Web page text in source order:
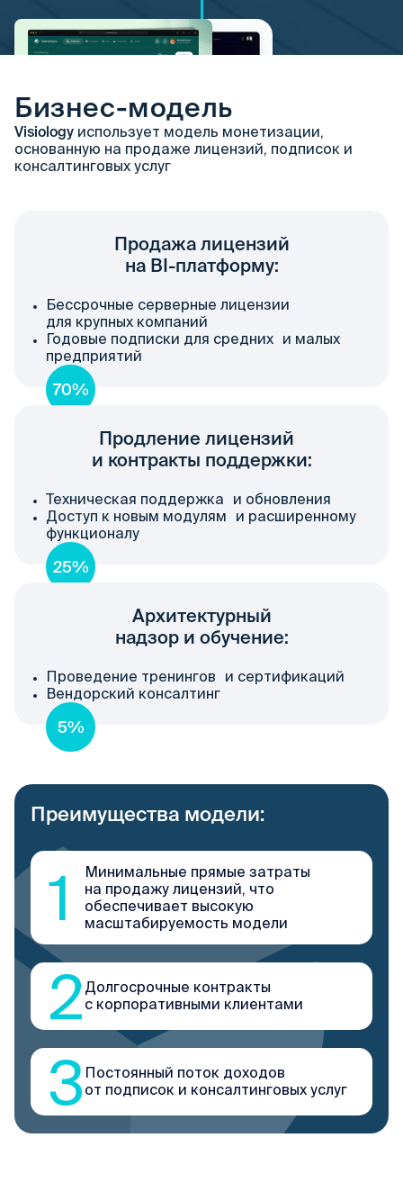
Бизнес-модель
Visiology использует модель монетизации,
основанную на продаже лицензий, подписок и
консалтинговых услуг
Продажа лицензий
на ВІ-платформу:
Бессрочные серверные лицензии
для крупных компаний
Годовые подписки для средних и малых
предприятий
70%
Продление лицензий
и контракты поддержки:
Техническая поддержка и обновления
Доступ к новым модулям и расширенному
функционалу
25%
Архитектурный
надзор и обучение:
Проведение тренингов и сертификаций
Вендорский консалтинг
5%
Преимущества модели:
1
Минимальные прямые затраты
на продажу лицензий, что
обеспечивает высокую
масштабируемость модели
2 Долгосрочные контракты
с корпоративными клиентами
3 Постоянный поток доходов
от подписок и консалтинговых услуг